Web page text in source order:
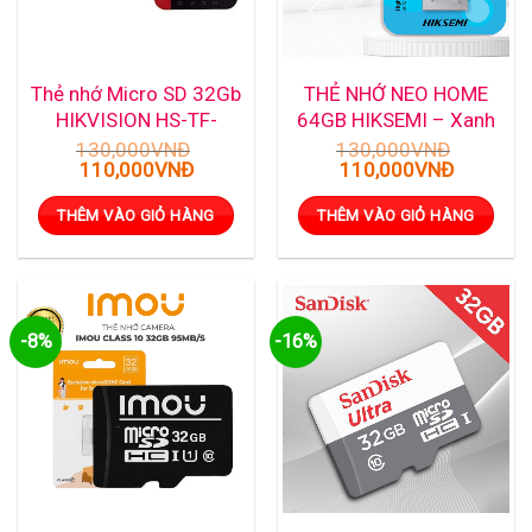
Thẻ nhớ Micro SD 32Gb
HIKVISION HS-TF-
C1(STD)/32G
130,000VNĐ
Giá
là:
130,000VNĐ.
110,000VNĐGiá
tại
là:
THÊM VÀO GIỎ HÀNG
THẺ NHỚ NEO HOME
64GB HIKSEMI – Xanh
130,000VNĐ
Giá
là:
130,000VNĐ.
110,000VNĐGiá
tại
là:
THÊM VÀO GIỎ HÀNG
-8% -16%